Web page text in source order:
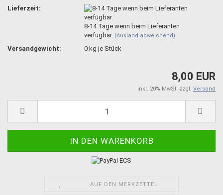
Lieferzeit:
8-14 Tage wenn beim Lieferanten
verfügbar. (Ausland abweichend)
Versandgewicht: 0 kg je Stück
8,00 EUR
inkl. 20% MwSt. zzgl. Versand
AUF DEN MERKZETTEL